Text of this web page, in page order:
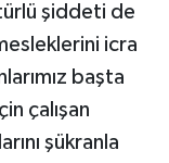
türlü şiddeti de
icra
başta
çalışan
şükranla